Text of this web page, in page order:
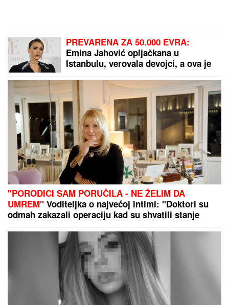
PREVARENA ZA 50.000 EVRA:
Emina Jahović opljačkana u
Istanbulu, verovala devojci, a ova je
"PORODICI SAM PORUČILA - NE ŽELIM DA
UMREM" Voditeljka o najvećoj intimi: "Doktori su
odmah zakazali operaciju kad su shvatili stanje